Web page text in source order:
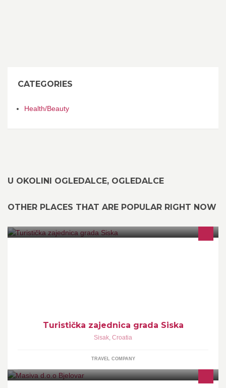
CATEGORIES
Health/Beauty
U OKOLINI OGLEDALCE, OGLEDALCE
OTHER PLACES THAT ARE POPULAR RIGHT NOW
Turistička zajednica grada Siska
Sisak, Croatia
TRAVEL COMPANY